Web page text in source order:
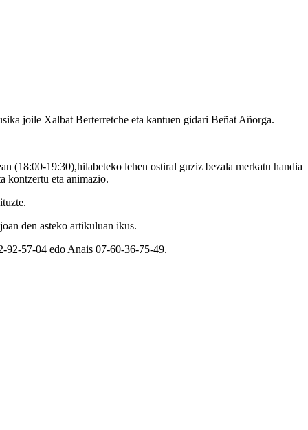
joile Xalbat Berterretche eta kantuen gidari Beñat Añorga.
(18:00-19:30),hilabeteko lehen ostiral guziz bezala merkatu handia
kontzertu eta animazio.
den asteko artikuluan ikus.
92-57-04 edo Anais 07-60-36-75-49.